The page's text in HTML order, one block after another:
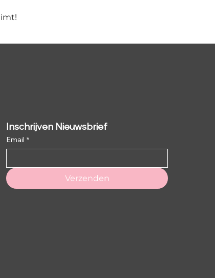
Inschrijven Nieuwsbrief
Email *
Verzenden